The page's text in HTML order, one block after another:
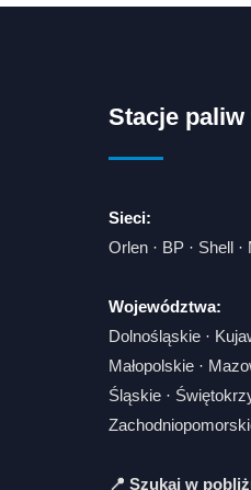
Stacje
Sieci:
Orlen · BP · Shell ·
Województwa:
Dolnośląskie ·
Małopolskie ·
Śląskie ·
📍 Szukaj w